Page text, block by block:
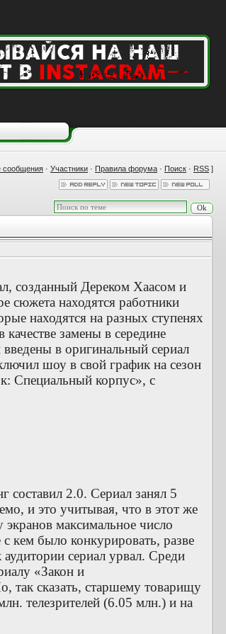
сообщения · Участники · Правила форума · Поиск · RSS ]
созданный Дереком Хаасом и
находятся работники
находятся на разных ступенях
замены в середине
в оригинальный сериал
шоу в свой график на сезон
Специальный корпус», с
2.0. Сериал занял 5
и это учитывая, что в этот же
экранов максимальное число
кем было конкурировать, разве
сериал урвал. Среди
«Закон и
так сказать, старшему товарищу
телезрителей (6.05 млн.) и на